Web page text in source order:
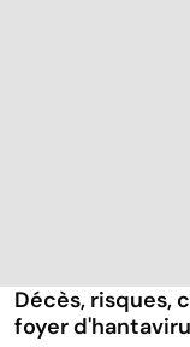
Décès, risques,
foyer